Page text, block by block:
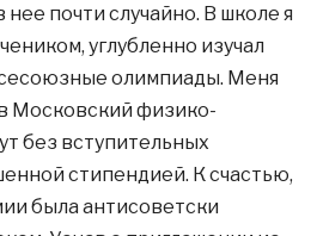
нее почти случайно. В школе я
углубленно изучал
олимпиады. Меня
Московский физико-
без вступительных
стипендией. К счастью,
была антисоветски